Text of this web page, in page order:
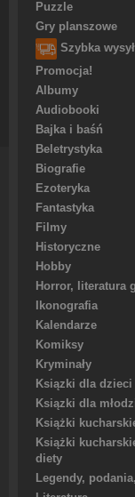
Puzzle
Gry planszowe
Szybka
Promocja!
Albumy
Audiobooki
Bajka i baśń
Beletrystyka
Biografie
Ezoteryka
Fantastyka
Filmy
Historyczne
Hobby
Horror, literatura
Ikonografia
Kalendarze
Komiksy
Kryminały
Ksiązki dla dzieci
Ksiązki dla
Książki
Książki
diety
Legendy,